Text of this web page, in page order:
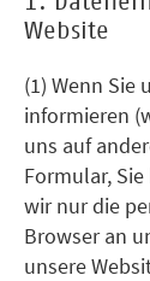
Website
(1) Wenn Sie
informieren
uns auf
Formular,
wir nur die
Browser an
unsere